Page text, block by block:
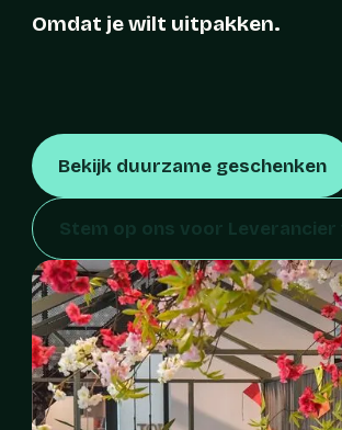
Omdat je wilt uitpakken.
Bekijk duurzame geschenken
Stem op ons voor